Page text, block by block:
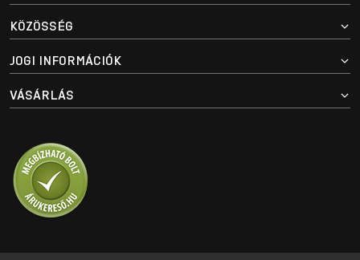
KÖZÖSSÉG
JOGI INFORMÁCIÓK
VÁSÁRLÁS